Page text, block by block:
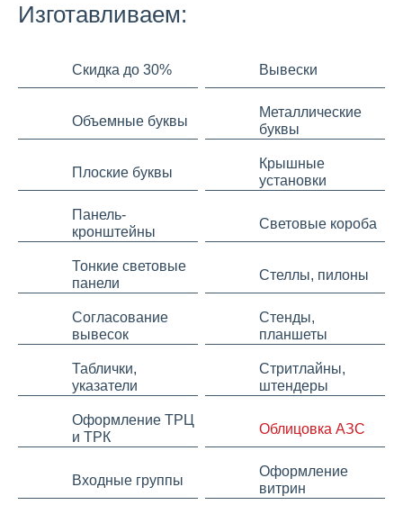
Изготавливаем:
Скидка до 30% Вывески
Объемные буквы
Металлические
буквы
Плоские буквы
Крышные
установки
Панель-
кронштейны
Световые короба
Тонкие световые
панели
Стеллы, пилоны
Согласование
вывесок
Стенды,
планшеты
Таблички,
указатели
Стритлайны,
штендеры
Оформление ТРЦ
и ТРК
Облицовка АЗС
Входные группы
Оформление
витрин